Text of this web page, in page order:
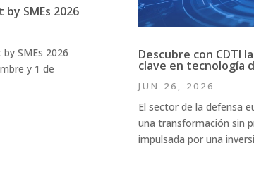
SMEs 2026
SMEs 2026
y 1 de
Descubre con CDTI
clave en tecnología
JUN 26, 2026
El sector de la defensa
una transformación sin
impulsada por una